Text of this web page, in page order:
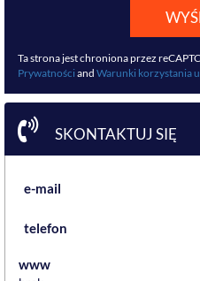
Ta strona jest chroniona przez
Prywatności and Warunki korzystania
SKONTAKTUJ SIĘ
e-mail
telefon
www